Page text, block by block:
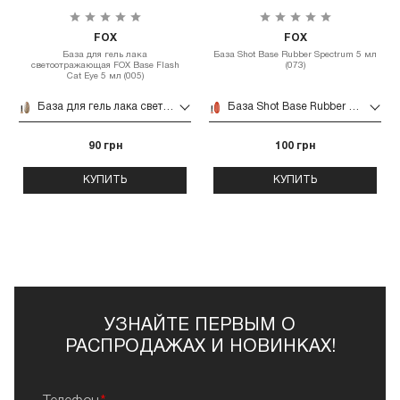
FOX
База для гель лака
светоотражающая FOX Base Flash
Cat Eye 5 мл (005)
База для гель лака светоотражающая FOX Base Flash Cat Eye 5 мл (005)
90 грн
КУПИТЬ
FOX
База Shot Base Rubber Spectrum 5 мл
(073)
База Shot Base Rubber Spectrum 5 мл (073)
100 грн
КУПИТЬ
УЗНАЙТЕ ПЕРВЫМ О
РАСПРОДАЖАХ И НОВИНКАХ!